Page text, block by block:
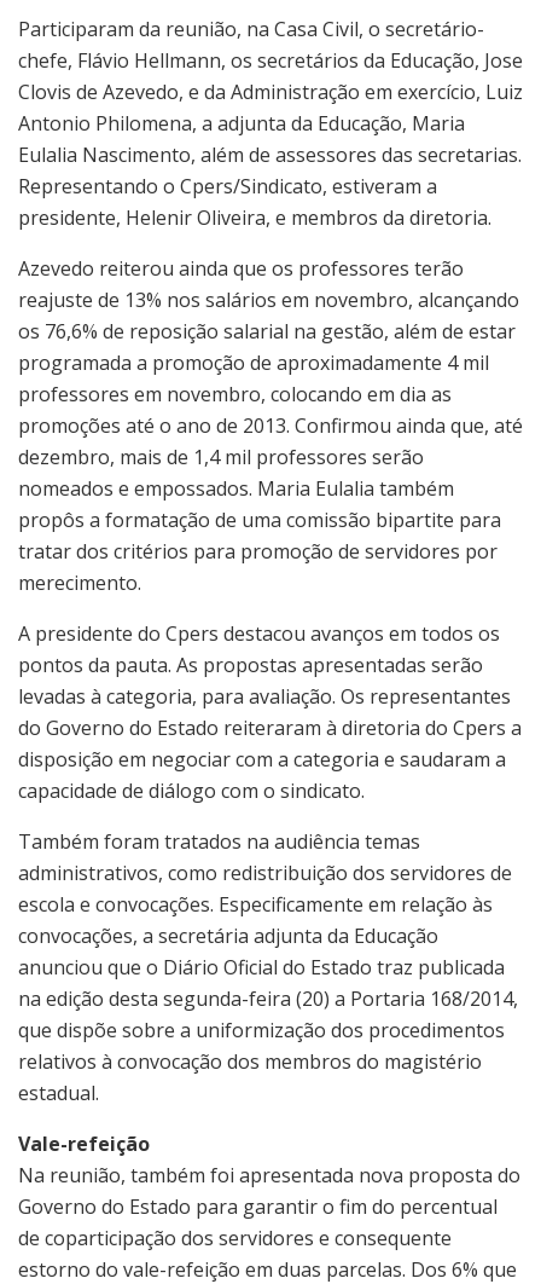
Participaram da reunião, na Casa Civil, o secretário-
chefe, Flávio Hellmann, os secretários da Educação, Jose
Clovis de Azevedo, e da Administração em exercício, Luiz
Antonio Philomena, a adjunta da Educação, Maria
Eulalia Nascimento, além de assessores das secretarias.
Representando o Cpers/Sindicato, estiveram a
presidente, Helenir Oliveira, e membros da diretoria.
Azevedo reiterou ainda que os professores terão
reajuste de 13% nos salários em novembro, alcançando
os 76,6% de reposição salarial na gestão, além de estar
programada a promoção de aproximadamente 4 mil
professores em novembro, colocando em dia as
promoções até o ano de 2013. Confirmou ainda que, até
dezembro, mais de 1,4 mil professores serão
nomeados e empossados. Maria Eulalia também
propôs a formatação de uma comissão bipartite para
tratar dos critérios para promoção de servidores por
merecimento.
A presidente do Cpers destacou avanços em todos os
pontos da pauta. As propostas apresentadas serão
levadas à categoria, para avaliação. Os representantes
do Governo do Estado reiteraram à diretoria do Cpers a
disposição em negociar com a categoria e saudaram a
capacidade de diálogo com o sindicato.
Também foram tratados na audiência temas
administrativos, como redistribuição dos servidores de
escola e convocações. Especificamente em relação às
convocações, a secretária adjunta da Educação
anunciou que o Diário Oficial do Estado traz publicada
na edição desta segunda-feira (20) a Portaria 168/2014,
que dispõe sobre a uniformização dos procedimentos
relativos à convocação dos membros do magistério
estadual.
Vale-refeição
Na reunião, também foi apresentada nova proposta do
Governo do Estado para garantir o fim do percentual
de coparticipação dos servidores e consequente
estorno do vale-refeição em duas parcelas. Dos 6% que